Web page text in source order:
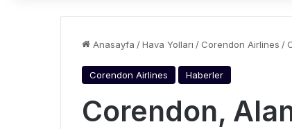
Anasayfa /Hava Yolları / Corendon Airlines /
Corendon Airlines Haberler
Corendon,